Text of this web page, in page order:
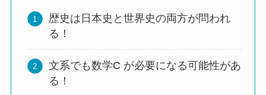
歴史は日本史と世界史の両方が問われ
る！
文系でも数学C が必要になる可能性があ
る！